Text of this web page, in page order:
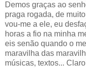
Demos graças ao
praga rogada, de
vou-me a ele, eu
horas a fio na minha
eis senão quando o
maravilha das
músicas, textos...